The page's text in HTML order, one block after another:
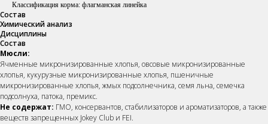
Классификация корма: флагманская линейка
Состав
Химический анализ
Дисциплины
Состав
Мюсли:
Ячменные микронизированные хлопья, овсовые микронизированные
хлопья, кукурузные микронизированные хлопья, пшеничные
микронизированные хлопья, жмых подсолнечника, семя льна, семечка
подсолнуха, патока, премикс.
Не содержат: ГМО, консервантов, стабилизаторов и ароматизаторов, а также
веществ запрещенных Jokey Club и FEI.